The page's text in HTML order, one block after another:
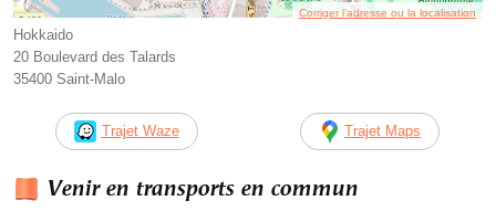
Corriger l’adresse ou la localisation
Hokkaido
20 Boulevard des Talards
35400 Saint-Malo
Trajet Waze Trajet Maps
Venir en transports en commun